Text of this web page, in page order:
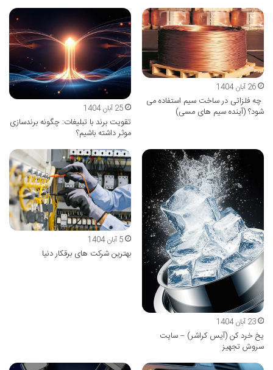
26 آبان 1404
چه فلزاتی در ساخت سیم استفاده می
شود؟ (آینده سیم های مسی)
25 آبان 1404
تقویت برند با تبلیغات: چگونه برندسازی
موثر داشته باشیم؟
23 آبان 1404
یخ خرد کن (آیس کراشر) – سایت
سروش تجهیز
5 آبان 1404
بهترین شرکت های برقکار دنیا